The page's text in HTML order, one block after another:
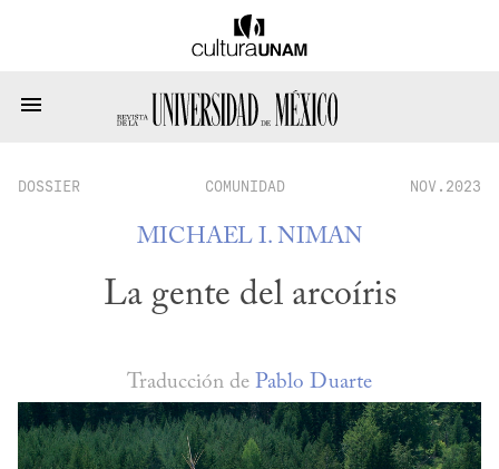
DOSSIER COMUNIDAD NOV.2023
MICHAEL I. NIMAN
La gente del arcoíris
Traducción de Pablo Duarte